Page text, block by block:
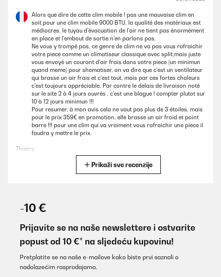
Alors que dire de cette clim mobile ! pas une mauvaise clim en
soit pour une clim mobile 9000 BTU, la qualité des matériaux est
médiocres, le tuyau d'évacuation de l'air ne tient pas énormément
en place et l'embout de sortie n'en parlons pas.
Ne vous y trompé pas, ce genre de clim ne va pas vous rafraichir
votre piece comme un climatiseur classique avec split,mais juste
vous envoyé un courant d'air frais dans votre piece (un minimun
quand meme) pour shematiser, on va dire que c'est un ventilateur
qui brasse un air frais et c'est tout, mais par ces fortes chaleurs
c'est toujours appréciable. Par contre le delais de livraison noté
sur le site 2 à 4 jours ouvrés , c'est une blague ! compter plutot sur
10 à 12 jours minimun !!!
Pour resumer, à mon avis cela ne vaut pas plus de 3 étoiles, mais
pour le prix 359€ en promotion, elle brasse un air froid et point
barre !!! pour une clim qui va vraiment vous rafraichir une piece il
faudra y mettre le prix.
Thierry
jours ouvrés et vous la recevez au bout de 7 jours.Pour la clim se
n'est pas mieux pour 349 euros vous devez montez les roues et le
tuyau ne tiens pas dans le cerceau, dès qu’on bouge la clim, il se
retire. J’en ai acheté une autre sur un autre site pour 255 euros.
En de 2 minutes, elle était en place, le tuyau se clips et ne bouge
plus. Je ne recommande pas ce site. Très déçue et en colère pour
Prikaži sve recenzije
-10 €
Prijavite se na naše newslettere i ostvarite
popust od 10 €* na sljedeću kupovinu!
Pretplatite se na naše e-mailove kako biste prvi saznali o
nadolazećim rasprodajama.